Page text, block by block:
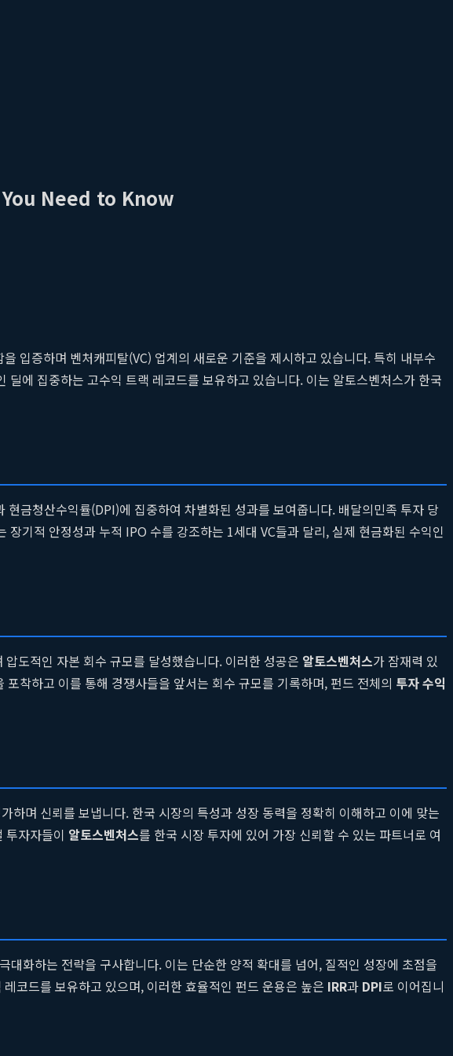
You Need to Know
입증하며 벤처캐피탈(VC) 업계의 새로운 기준을 제시하고 있습니다. 특히 내부수
에 집중하는 고수익 트랙 레코드를 보유하고 있습니다. 이는 알토스벤처스가 한국
현금청산수익률(DPI)에 집중하여 차별화된 성과를 보여줍니다. 배달의민족 투자 당
기적 안정성과 누적 IPO 수를 강조하는 1세대 VC들과 달리, 실제 현금화된 수익인
도적인 자본 회수 규모를 달성했습니다. 이러한 성공은 알토스벤처스가 잠재력 있
착하고 이를 통해 경쟁사들을 앞서는 회수 규모를 기록하며, 펀드 전체의 투자 수익
며 신뢰를 보냅니다. 한국 시장의 특성과 성장 동력을 정확히 이해하고 이에 맞는
투자자들이 알토스벤처스를 한국 시장 투자에 있어 가장 신뢰할 수 있는 파트너로 여
대화하는 전략을 구사합니다. 이는 단순한 양적 확대를 넘어, 질적인 성장에 초점을
코드를 보유하고 있으며, 이러한 효율적인 펀드 운용은 높은 IRR과 DPI로 이어집니